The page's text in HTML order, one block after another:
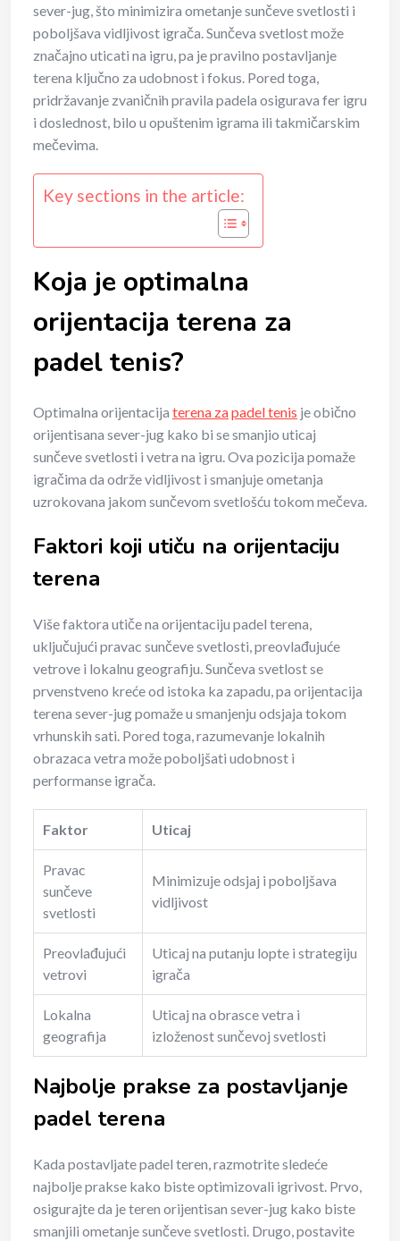
sever-jug, što minimizira ometanje sunčeve svetlosti i
poboljšava vidljivost igrača. Sunčeva svetlost može
značajno uticati na igru, pa je pravilno postavljanje
terena ključno za udobnost i fokus. Pored toga,
pridržavanje zvaničnih pravila padela osigurava fer igru
i doslednost, bilo u opuštenim igrama ili takmičarskim
mečevima.
Key sections in the article:
Koja je optimalna
orijentacija terena za
padel tenis?
Optimalna orijentacija terena zapadel tenis je obično
orijentisana sever-jug kako bi se smanjio uticaj
sunčeve svetlosti i vetra na igru. Ova pozicija pomaže
igračima da održe vidljivost i smanjuje ometanja
uzrokovana jakom sunčevom svetlošću tokom mečeva.
Faktori koji utiču na orijentaciju
terena
Više faktora utiče na orijentaciju padel terena,
uključujući pravac sunčeve svetlosti, preovlađujuće
vetrove i lokalnu geografiju. Sunčeva svetlost se
prvenstveno kreće od istoka ka zapadu, pa orijentacija
terena sever-jug pomaže u smanjenju odsjaja tokom
vrhunskih sati. Pored toga, razumevanje lokalnih
obrazaca vetra može poboljšati udobnost i
performanse igrača.
Faktor Uticaj
Pravac
sunčeve
svetlosti
Minimizuje odsjaj i poboljšava
vidljivost
Preovlađujući
vetrovi
Uticaj na putanju lopte i strategiju
igrača
Lokalna
geografija
Uticaj na obrasce vetra i
izloženost sunčevoj svetlosti
Najbolje prakse za postavljanje
padel terena
Kada postavljate padel teren, razmotrite sledeće
najbolje prakse kako biste optimizovali igrivost. Prvo,
osigurajte da je teren orijentisan sever-jug kako biste
smanjili ometanje sunčeve svetlosti. Drugo, postavite